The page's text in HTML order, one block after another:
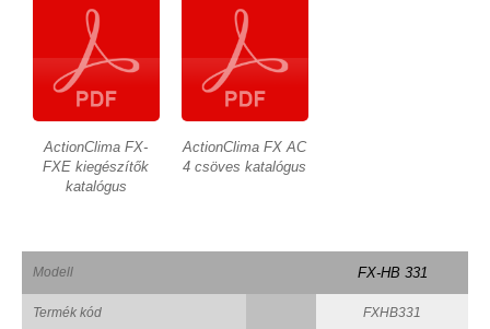
ActionClima FX-
FXE kiegészítők
katalógus
ActionClima FX AC
4 csöves katalógus
Modell FX-HB 331
Termék kód FXHB331